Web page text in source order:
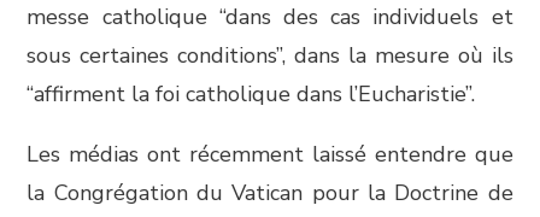
messe catholique “dans des cas individuels et
sous certaines conditions”, dans la mesure où ils
“affirment la foi catholique dans l’Eucharistie”.
Les médias ont récemment laissé entendre que
la Congrégation du Vatican pour la Doctrine de